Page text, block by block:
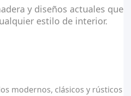
y diseños actuales que
estilo de interior.
modernos, clásicos y rústicos